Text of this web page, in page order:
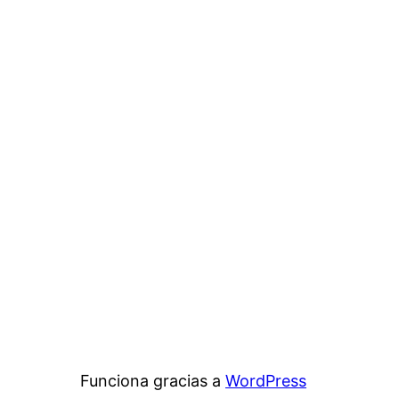
Funciona gracias a WordPress